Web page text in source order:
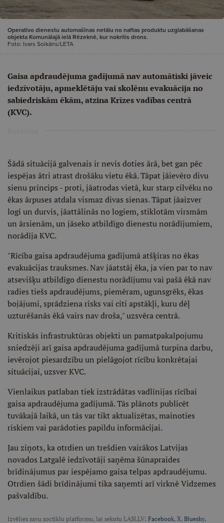
Operatīvo dienestu automašīnas netālu no naftas produktu uzglabāšanas
objekta Komunālajā ielā Rēzeknē, kur nokritis drons.
Foto: Ivars Soikāns/LETA
Gaisa apdraudējuma gadījumā nav automātiski jāveic
iedzīvotāju, apmeklētāju vai skolēnu evakuācija no
sabiedriskām ēkām, atzina Krīzes vadības centrā
(KVC).
Šādā situācijā galvenais ir nevis doties ārā, bet gan pēc
iespējas ātri atrast drošāku vietu ēkā. Tāpat jāievēro divu
sienu princips - proti, jāatrodas vietā, kur starp cilvēku no
ēkas ārpuses atdala vismaz divas sienas. Tāpat jāaizver
logi un durvis, jāattālinās no logiem, stiklotām virsmām
un ārsienām, un jāseko atbildīgo dienestu norādījumiem,
norādīja KVC.
"Rīcība gaisa apdraudējuma gadījumā atšķiras no ēkas
evakuācijas trauksmes. Nav jāatstāj ēka, ja vien par to nav
atsevišķu atbildīgo dienestu norādījumu vai pašā ēkā nav
radies tiešs apdraudējums, piemēram, ugunsgrēks, ēkas
bojājumi, sprādziena risks vai citi apstākļi, kuru dēļ
uzturēšanās ēkā vairs nav droša," uzsvēra centrā.
Kritiskās infrastruktūras objekti un pamatpakalpojumu
sniedzēji arī gaisa apdraudējuma gadījumā turpina darbu,
ievērojot piesardzību un pielāgojot rīcību konkrētajai
situācijai, uzsver KVC.
Vienlaikus patlaban tiek izstrādātas vadlīnijas rīcībai
gaisa apdraudējuma gadījumā. Tās plānots publicēt
tuvākajā laikā, un tās var tikt aktualizētas, mainoties
riskiem vai parādoties papildu informācijai.
Jau ziņots, ka otrdien un trešdien vairākos Latvijas
novados Latgalē iedzīvotāji saņēma šūnapraides
brīdinājumus par iespējamo gaisa telpas apdraudējumu.
Otrdien šādi brīdinājumi tika saņemti arī virknē Vidzemes
pašvaldību.
Izvēlies savu soctīklu platformu, lai sekotu LASI.LV: Facebook, X, Bluesky,